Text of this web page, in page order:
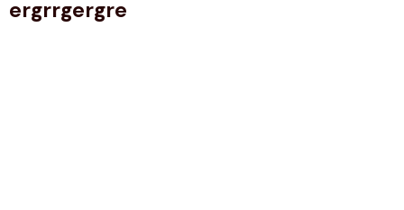
ergrrgergre